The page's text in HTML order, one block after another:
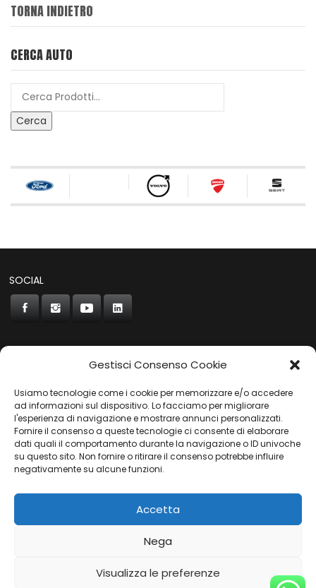
Gestisci Consenso Cookie
Usiamo tecnologie come i cookie per memorizzare e/o accedere
ad informazioni sul dispositivo. Lo facciamo per migliorare
l'esperienza di navigazione e mostrare annunci personalizzati.
Fornire il consenso a queste tecnologie ci consente di elaborare
dati quali il comportamento durante la navigazione o ID univoche
su questo sito. Non fornire o ritirare il consenso potrebbe influire
negativamente su alcune funzioni.
Accetta
Nega
Visualizza le preferenze
TORNA INDIETRO
CERCA AUTO
Cerca
SOCIAL
CONCORDE
AUTOCHIAVARI
Gruppo Carfin SPA |P.IVA: 03859710109 |Sede Legale:
Via L. Perini 50 - 16152 Genova | © 2025
PRIVACY POLICY|COOKIES POLICY